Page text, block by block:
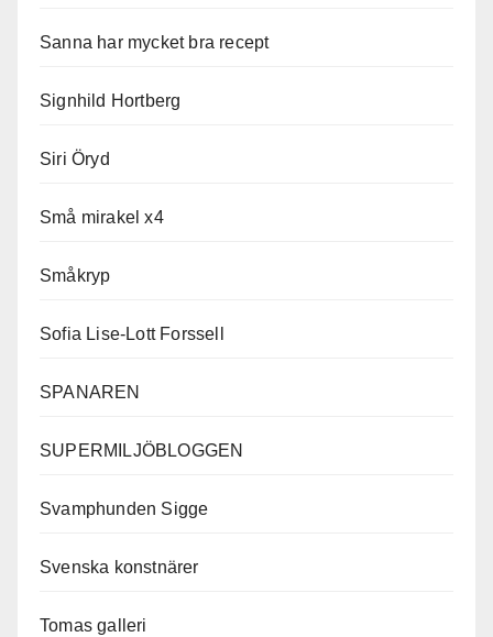
Sanna har mycket bra recept
Signhild Hortberg
Siri Öryd
Små mirakel x4
Småkryp
Sofia Lise-Lott Forssell
SPANAREN
SUPERMILJÖBLOGGEN
Svamphunden Sigge
Svenska konstnärer
Tomas galleri